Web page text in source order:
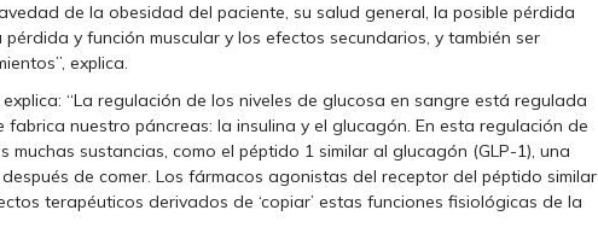
de la obesidad del paciente, su salud general, la posible pérdida
y función muscular y los efectos secundarios, y también ser
explica.
“La regulación de los niveles de glucosa en sangre está regulada
nuestro páncreas: la insulina y el glucagón. En esta regulación de
sustancias, como el péptido 1 similar al glucagón (GLP-1), una
de comer. Los fármacos agonistas del receptor del péptido similar
terapéuticos derivados de ‘copiar’ estas funciones fisiológicas de la